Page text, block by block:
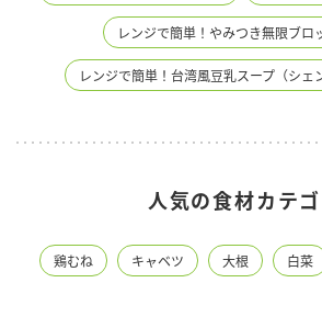
レンジで簡単！やみつき無限ブロ
レンジで簡単！台湾風豆乳スープ（シェ
人気の食材カテゴ
鶏むね キャベツ 大根 白菜